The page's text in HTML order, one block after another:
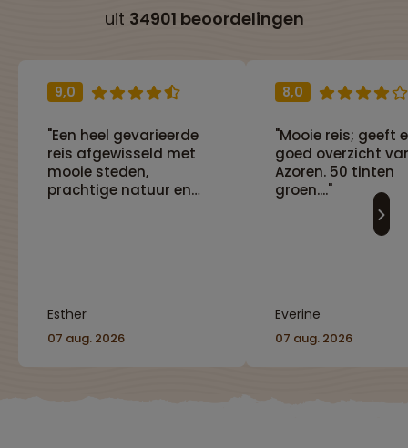
uit 34901 beoordelingen
9,0
"Een heel gevarieerde
reis afgewisseld met
mooie steden,
prachtige natuur en
Esther
07 aug. 2026
8,0
"Mooie reis; geeft
goed overzicht
Azoren. 50 tinten
groen...."
Everine
07 aug. 2026